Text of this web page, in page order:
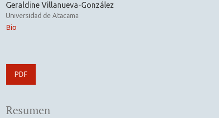
Geraldine Villanueva-González
Universidad de Atacama
Bio
PDF
Resumen